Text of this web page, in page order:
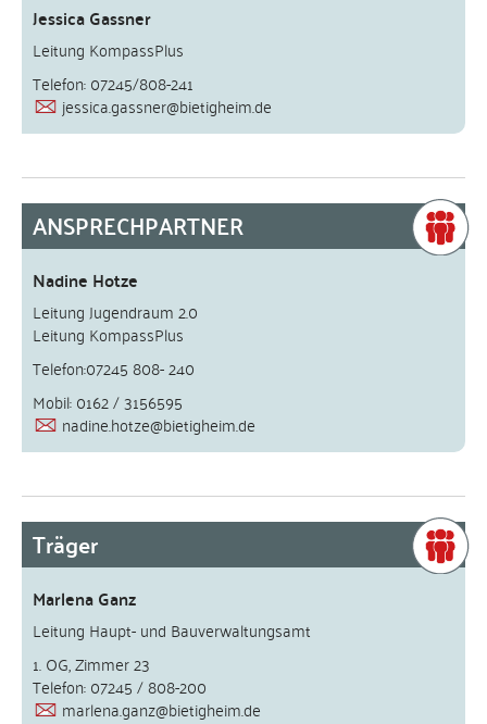
Jessica Gassner
Leitung KompassPlus
Telefon: 07245/808-241
jessica.gassner@bietigheim.de
ANSPRECHPARTNER
Nadine Hotze
Leitung Jugendraum 2.0
Leitung KompassPlus
Telefon:07245 808- 240
Mobil: 0162 / 3156595
nadine.hotze@bietigheim.de
Träger
Marlena Ganz
Leitung Haupt- und Bauverwaltungsamt
1. OG, Zimmer 23
Telefon: 07245 / 808-200
marlena.ganz@bietigheim.de